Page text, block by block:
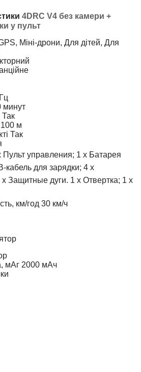
4DRC V4 без камери +
у пульт
Міні-дрони, Для дітей, Для
минут
Так
100 м
Так
Пульт управления; 1 х Батарея
кабель для зарядки; 4 x
Защитные дуги. 1 x Отвертка; 1 х
км/год 30 км/ч
мАг 2000 мАч